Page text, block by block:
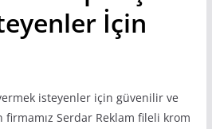
İçin
isteyenler için güvenilir ve
Serdar Reklam fileli krom